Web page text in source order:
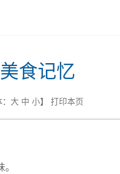
食记忆
大 中 小】 打印本页